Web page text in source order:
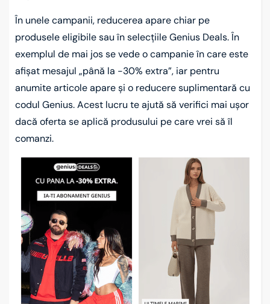
În unele campanii, reducerea apare chiar pe
produsele eligibile sau în selecțiile Genius Deals. În
exemplul de mai jos se vede o campanie în care este
afișat mesajul „până la -30% extra”, iar pentru
anumite articole apare și o reducere suplimentară cu
codul Genius. Acest lucru te ajută să verifici mai ușor
dacă oferta se aplică produsului pe care vrei să îl
comanzi.